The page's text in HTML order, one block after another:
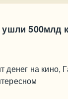
500млд
денег на кино,